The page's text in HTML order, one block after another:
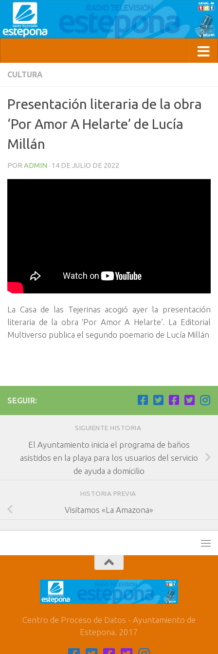
CULTURA
Presentación literaria de la obra
‘Por Amor A Helarte’ de Lucía
Millán
POR ADMIN · 14 DE JULIO DE 2022
La Casa de las Tejerinas acogió ayer la presentación
literaria de la obra ‘Por Amor A Helarte’. La Editorial
Multiverso publica el segundo poemario de Lucía Millán
SEGUIR:
SIGUIENTE HISTORIA
El Ayuntamiento inicia el programa de baños
asistidos en la playa para los usuarios del servicio
de ayuda a domicilio
HISTORIA PREVIA
Visitamos «La Amazona»
Centro de Proceso de Datos - Ayuntamiento de
Estepona. 2017